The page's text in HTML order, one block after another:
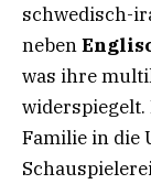
schwedisch-
neben
was ihre
Familie in die